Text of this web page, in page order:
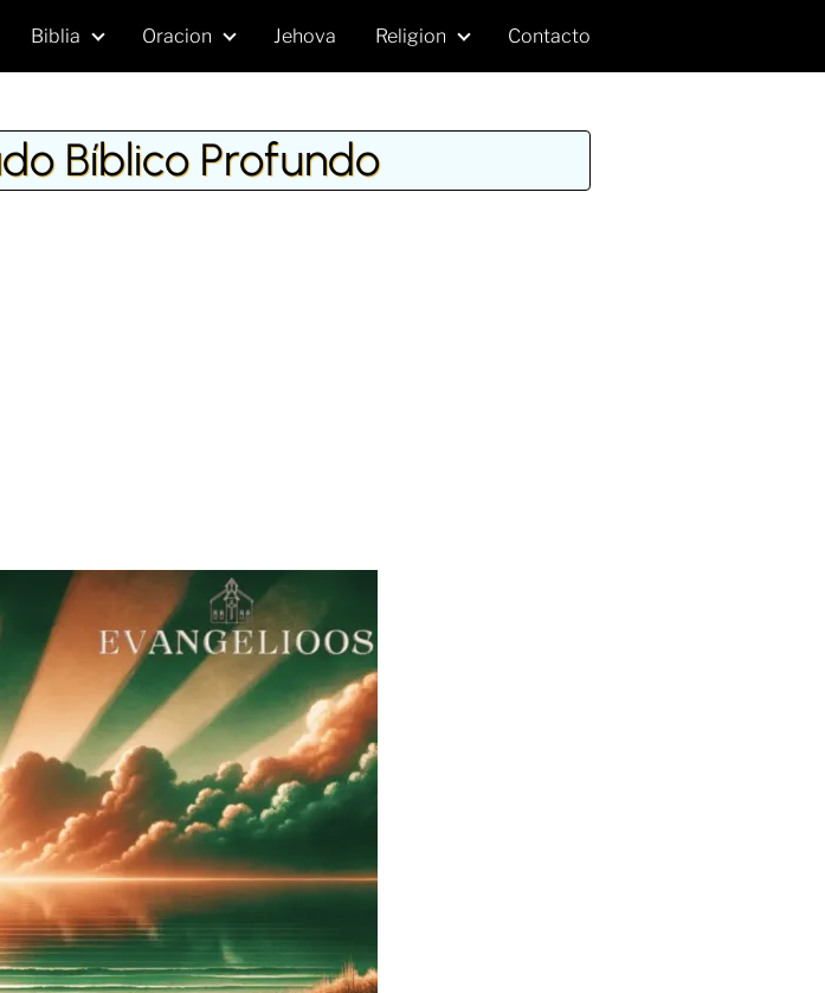
Biblia Oracion Jehova Religion Contacto
Bíblico Profundo